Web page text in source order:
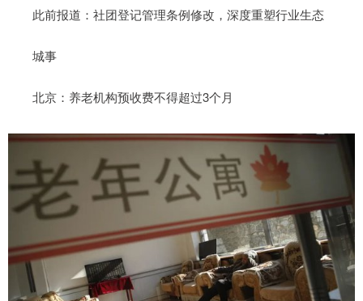
此前报道：社团登记管理条例修改，深度重塑行业生态
城事
北京：养老机构预收费不得超过3个月